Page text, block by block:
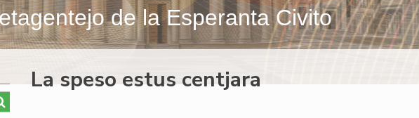
de la Esperanta Civito
La speso estus centjara